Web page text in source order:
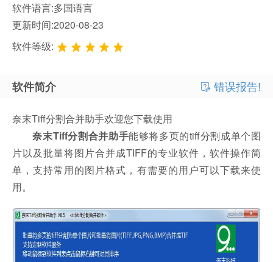
软件语言:多国语言
更新时间:2020-08-23
软件等级:
软件简介 错误报告!
奈末Tiff分割合并助手欢迎您下载使用
奈末Tiff分割合并助手能够将多页的tiff分割成单个图
片以及批量将图片合并成TIFF的专业软件，软件操作简
单，支持常用的图片格式，有需要的用户可以下载来使
用。